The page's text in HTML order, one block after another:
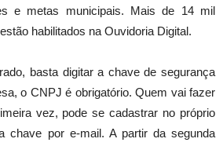
e metas municipais. Mais de 14 mil
habilitados na Ouvidoria Digital.
basta digitar a chave de segurança
o CNPJ é obrigatório. Quem vai fazer
vez, pode se cadastrar no próprio
chave por e-mail. A partir da segunda